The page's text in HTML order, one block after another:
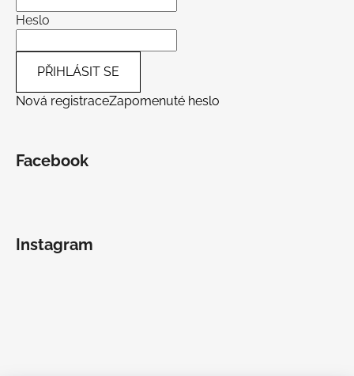
Heslo
PŘIHLÁSIT SE
Nová registraceZapomenuté heslo
Facebook
Instagram